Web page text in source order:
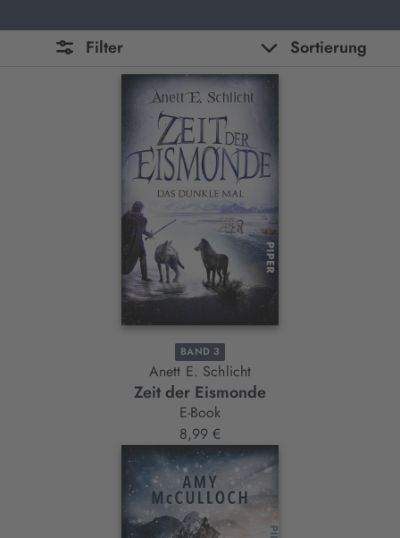
Filter Sortierung
BAND 3
Anett E. Schlicht
Zeit der Eismonde
E-Book
8,99 €